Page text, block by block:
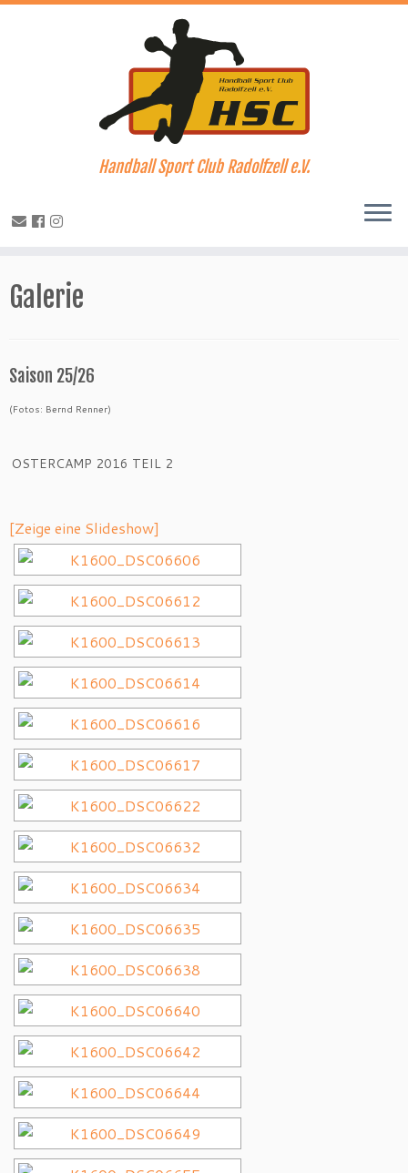
Inhalt
springen
Handball Sport Club Radolfzell e.V.
Galerie
Saison 25/26
(Fotos: Bernd Renner)
OSTERCAMP 2016 TEIL 2
[Zeige eine Slideshow]